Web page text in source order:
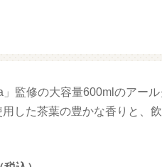
」監修の大容量600mlのアー
した茶葉の豊かな香りと、
増量 ファミマ・ザ・クレ
チョコ